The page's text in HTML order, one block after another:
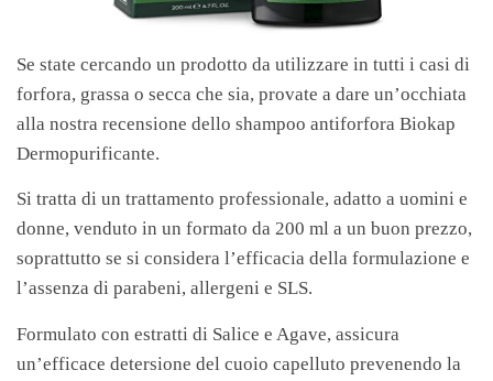
Se state cercando un prodotto da utilizzare in tutti i casi di
forfora, grassa o secca che sia, provate a dare un’occhiata
alla nostra recensione dello shampoo antiforfora Biokap
Dermopurificante.
Si tratta di un trattamento professionale, adatto a uomini e
donne, venduto in un formato da 200 ml a un buon prezzo,
soprattutto se si considera l’efficacia della formulazione e
l’assenza di parabeni, allergeni e SLS.
Formulato con estratti di Salice e Agave, assicura
un’efficace detersione del cuoio capelluto prevenendo la